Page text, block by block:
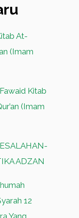
At-
(Imam
Fawaid Kitab
(Imam
ADZAN
12
Yang